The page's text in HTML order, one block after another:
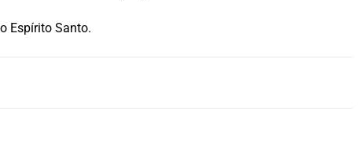
Espírito Santo.